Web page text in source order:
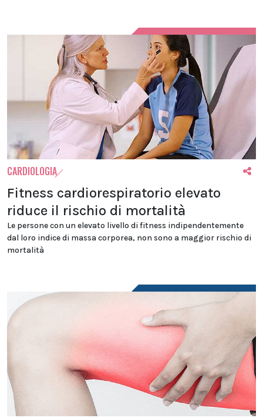
CARDIOLOGIA
Fitness cardiorespiratorio elevato
riduce il rischio di mortalità
Le persone con un elevato livello di fitness indipendentemente
dal loro indice di massa corporea, non sono a maggior rischio di
mortalità